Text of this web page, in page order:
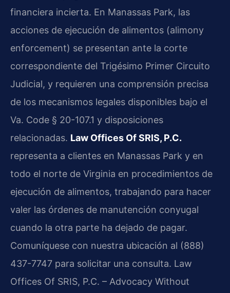
financiera incierta. En Manassas Park, las
acciones de ejecución de alimentos (alimony
enforcement) se presentan ante la corte
correspondiente del Trigésimo Primer Circuito
Judicial, y requieren una comprensión precisa
de los mecanismos legales disponibles bajo el
Va. Code § 20-107.1 y disposiciones
relacionadas. Law Offices Of SRIS, P.C.
representa a clientes en Manassas Park y en
todo el norte de Virginia en procedimientos de
ejecución de alimentos, trabajando para hacer
valer las órdenes de manutención conyugal
cuando la otra parte ha dejado de pagar.
Comuníquese con nuestra ubicación al (888)
437-7747 para solicitar una consulta. Law
Offices Of SRIS, P.C. – Advocacy Without